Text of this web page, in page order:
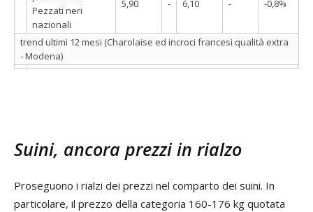
Pezzati neri
nazionali
5,90 - 6,10 - -0,8%
trend ultimi 12 mesi (Charolaise ed incroci francesi qualità extra
- Modena)
Suini, ancora prezzi in rialzo
Proseguono i rialzi dei prezzi nel comparto dei suini. In
particolare, il prezzo della categoria 160-176 kg quotata